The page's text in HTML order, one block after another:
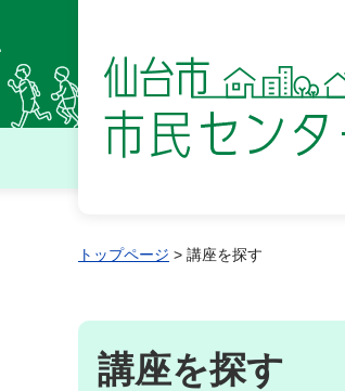
仙台市 市民センター
トップページ > 講座を探す
講座を探す